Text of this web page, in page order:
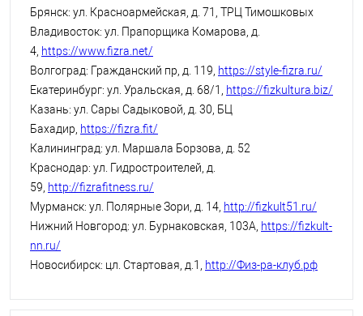
Брянск: ул. Красноармейская, д. 71, ТРЦ Тимошковых
Владивосток: ул. Прапорщика Комарова, д.
4, https://www.fizra.net/
Волгоград: Гражданский пр, д. 119, https://style-fizra.ru/
Екатеринбург: ул. Уральская, д. 68/1,
https://fizkultura.biz/
Казань: ул. Сары Садыковой, д. 30, БЦ
Бахадир, https://fizra.fit/
Калининград: ул. Маршала Борзова, д. 52
Краснодар: ул. Гидростроителей, д.
59, http://fizrafitness.ru/
Мурманск: ул. Полярные Зори, д. 14, http://fizkult51.ru/
Нижний Новгород: ул. Бурнаковская, 103А, https://fizkult-
nn.ru/
Новосибирск: цл. Стартовая, д.1,
http://Физ-ра-клуб.рф